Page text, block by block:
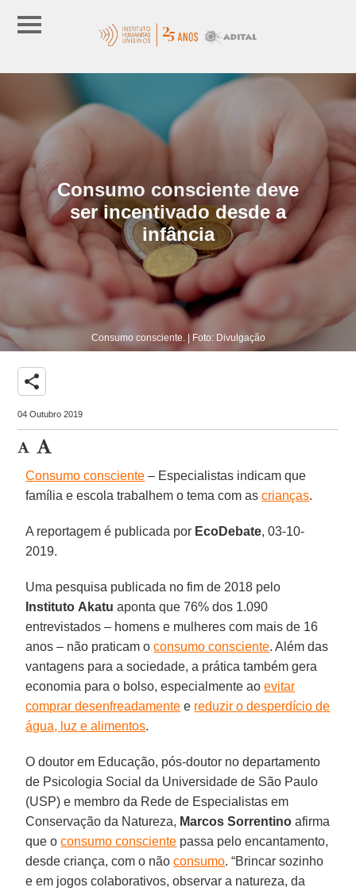
Consumo consciente deve
ser incentivado desde a
infância
Consumo consciente. | Foto: Divulgação
share
04 Outubro 2019
Consumo consciente – Especialistas indicam que
família e escola trabalhem o tema com ascrianças.
A reportagem é publicada por EcoDebate, 03-10-
2019.
Uma pesquisa publicada no fim de 2018 pelo
Instituto Akatu aponta que 76% dos 1.090
entrevistados – homens e mulheres com mais de 16
anos – não praticam oconsumo consciente. Além das
vantagens para a sociedade, a prática também gera
economia para o bolso, especialmente aoevitar
comprar desenfreadamente e reduzir o desperdício de
água, luz e alimentos.
O doutor em Educação, pós-doutor no departamento
de Psicologia Social da Universidade de São Paulo
(USP) e membro da Rede de Especialistas em
Conservação da Natureza, Marcos Sorrentino afirma
que oconsumo consciente passa pelo encantamento,
desde criança, com o nãoconsumo. “Brincar sozinho
e em jogos colaborativos, observar a natureza, da